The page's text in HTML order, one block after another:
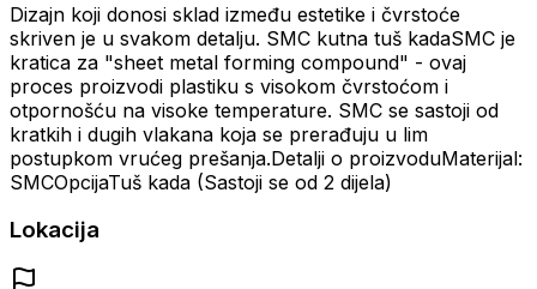
Dizajn koji donosi sklad između estetike i čvrstoće
skriven je u svakom detalju. SMC kutna tuš kadaSMC je
kratica za "sheet metal forming compound" - ovaj
proces proizvodi plastiku s visokom čvrstoćom i
otpornošću na visoke temperature. SMC se sastoji od
kratkih i dugih vlakana koja se prerađuju u lim
postupkom vrućeg prešanja.Detalji o proizvoduMaterijal:
SMCOpcijaTuš kada (Sastoji se od 2 dijela)
Lokacija